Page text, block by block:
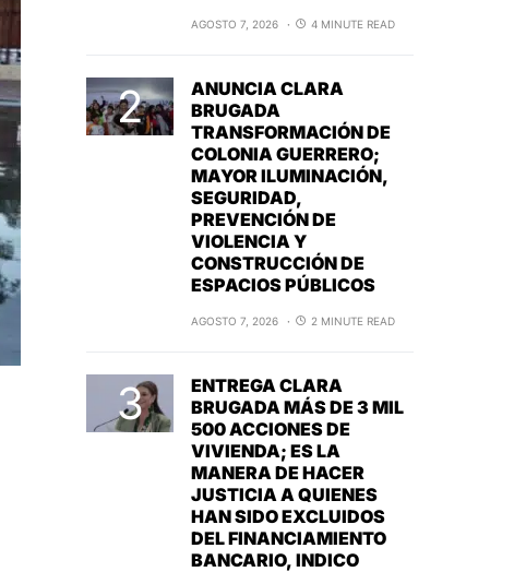
AGOSTO 7, 2026 4 MINUTE READ
ANUNCIA CLARA
BRUGADA
TRANSFORMACIÓN DE
COLONIA GUERRERO;
MAYOR ILUMINACIÓN,
SEGURIDAD,
PREVENCIÓN DE
VIOLENCIA Y
CONSTRUCCIÓN DE
ESPACIOS PÚBLICOS
AGOSTO 7, 2026 2 MINUTE READ
ENTREGA CLARA
BRUGADA MÁS DE 3 MIL
500 ACCIONES DE
VIVIENDA; ES LA
MANERA DE HACER
JUSTICIA A QUIENES
HAN SIDO EXCLUIDOS
DEL FINANCIAMIENTO
BANCARIO, INDICO